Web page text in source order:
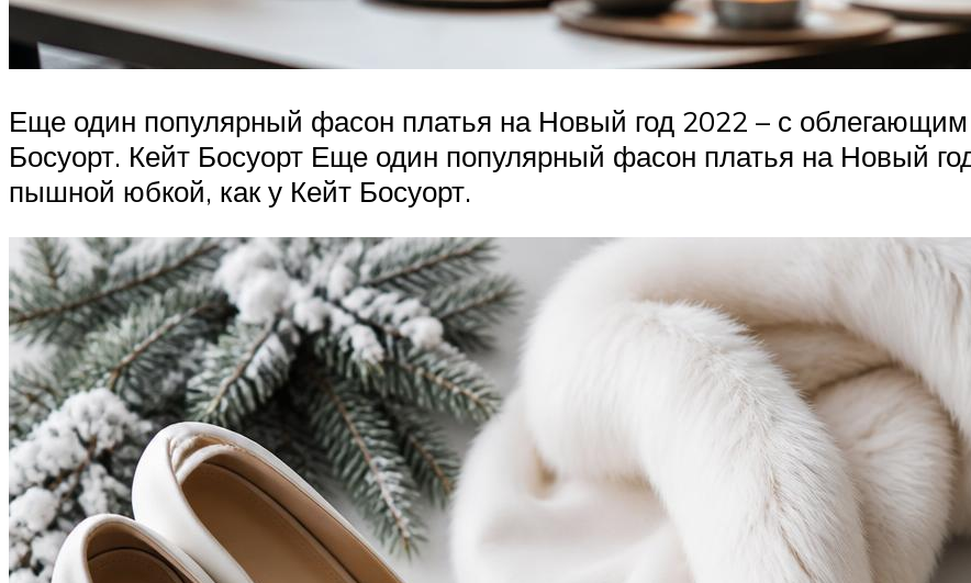
Еще один популярный фасон платья на Новый год 2022 – с
Босуорт. Кейт Босуорт Еще один популярный фасон платья на Новый
пышной юбкой, как у Кейт Босуорт.